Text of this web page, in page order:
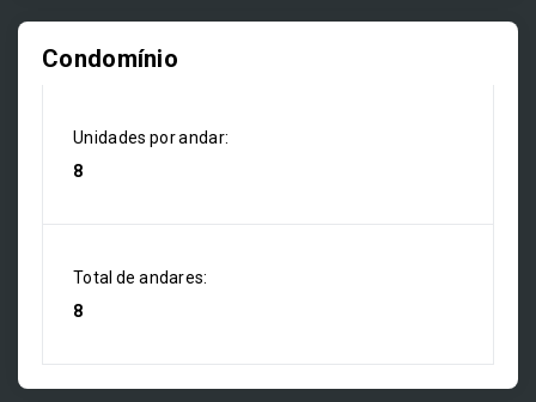
Condomínio
Unidades por andar:
8
Total de andares:
8